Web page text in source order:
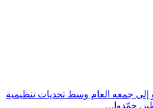
إلى جمعه العام وسط تحديات تنظيمية
جمّدوا…